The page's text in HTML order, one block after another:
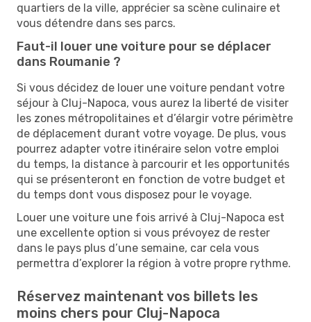
quartiers de la ville, apprécier sa scène culinaire et
vous détendre dans ses parcs.
Faut-il louer une voiture pour se déplacer
dans Roumanie ?
Si vous décidez de louer une voiture pendant votre
séjour à Cluj-Napoca, vous aurez la liberté de visiter
les zones métropolitaines et d’élargir votre périmètre
de déplacement durant votre voyage. De plus, vous
pourrez adapter votre itinéraire selon votre emploi
du temps, la distance à parcourir et les opportunités
qui se présenteront en fonction de votre budget et
du temps dont vous disposez pour le voyage.
Louer une voiture une fois arrivé à Cluj-Napoca est
une excellente option si vous prévoyez de rester
dans le pays plus d’une semaine, car cela vous
permettra d’explorer la région à votre propre rythme.
Réservez maintenant vos billets les
moins chers pour Cluj-Napoca